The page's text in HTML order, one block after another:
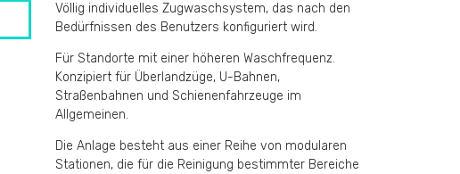
Völlig individuelles Zugwaschsystem, das nach den
Bedürfnissen des Benutzers konfiguriert wird.
Für Standorte mit einer höheren Waschfrequenz.
Konzipiert für Überlandzüge, U-Bahnen,
Straßenbahnen und Schienenfahrzeuge im
Allgemeinen.
Die Anlage besteht aus einer Reihe von modularen
Stationen, die für die Reinigung bestimmter Bereiche